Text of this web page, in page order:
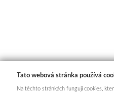
Tato webová stránka používá
Na těchto stránkách fungují cookies,